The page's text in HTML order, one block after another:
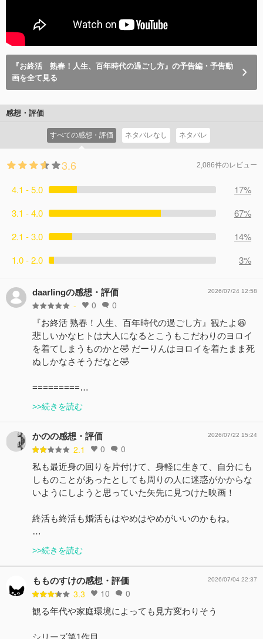
『お終活 熟春！人生、百年時代の過ごし方』の予告編・予告動
画を全て見る
感想・評価
すべての感想・評価 ネタバレなし ネタバレ
3.6 2,086件のレビュー
4.1 - 5.0
17%
3.1 - 4.0
67%
2.1 - 3.0
14%
1.0 - 2.0
3%
daarlingの感想・評価
- 0 0
2026/07/24 12:58
『お終活 熟春！人生、百年時代の過ごし方』観たよ😆
悲しいかなヒトは大人になるとこうもこだわりのヨロイ
を着てしまうものかと🤣 だーりんはヨロイを着たまま死
ぬしかなさそうだなと🤣
=========…
>>続きを読む
かのの感想・評価
2.1 0 0
2026/07/22 15:24
私も最近身の回りを片付けて、身軽に生きて、自分にも
しものことがあったとしても周りの人に迷惑がかからな
いようにしようと思っていた矢先に見つけた映画！
終活も終活も婚活もはやめはやめがいいのかもね。
…
>>続きを読む
もものすけの感想・評価
3.3 10 0
2026/07/04 22:37
観る年代や家庭環境によっても見方変わりそう